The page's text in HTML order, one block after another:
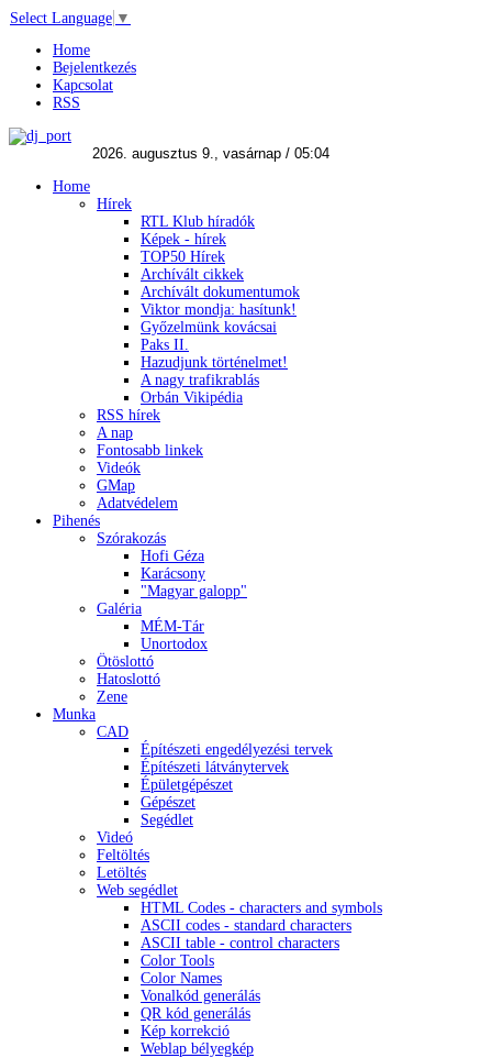
Select Language ▼
Home
Bejelentkezés
Kapcsolat
RSS
Home
Hírek
RTL Klub híradók
Képek - hírek
TOP50 Hírek
Archívált cikkek
Archívált dokumentumok
Viktor mondja: hasítunk!
Győzelmünk kovácsai
Paks II.
Hazudjunk történelmet!
A nagy trafikrablás
Orbán Vikipédia
RSS hírek
A nap
Fontosabb linkek
Videók
GMap
Adatvédelem
Pihenés
Szórakozás
Hofi Géza
Karácsony
"Magyar galopp"
Galéria
MÉM-Tár
Unortodox
Ötöslottó
Hatoslottó
Zene
Munka
CAD
Építészeti engedélyezési tervek
Építészeti látványtervek
Épületgépészet
Gépészet
Segédlet
Videó
Feltöltés
Letöltés
Web segédlet
HTML Codes - characters and symbols
ASCII codes - standard characters
ASCII table - control characters
Color Tools
Color Names
Vonalkód generálás
QR kód generálás
Kép korrekció
Weblap bélyegkép